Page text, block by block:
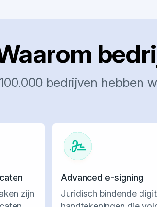
bedrijven hebben
zijn
Advanced e-signing
Juridisch bindende